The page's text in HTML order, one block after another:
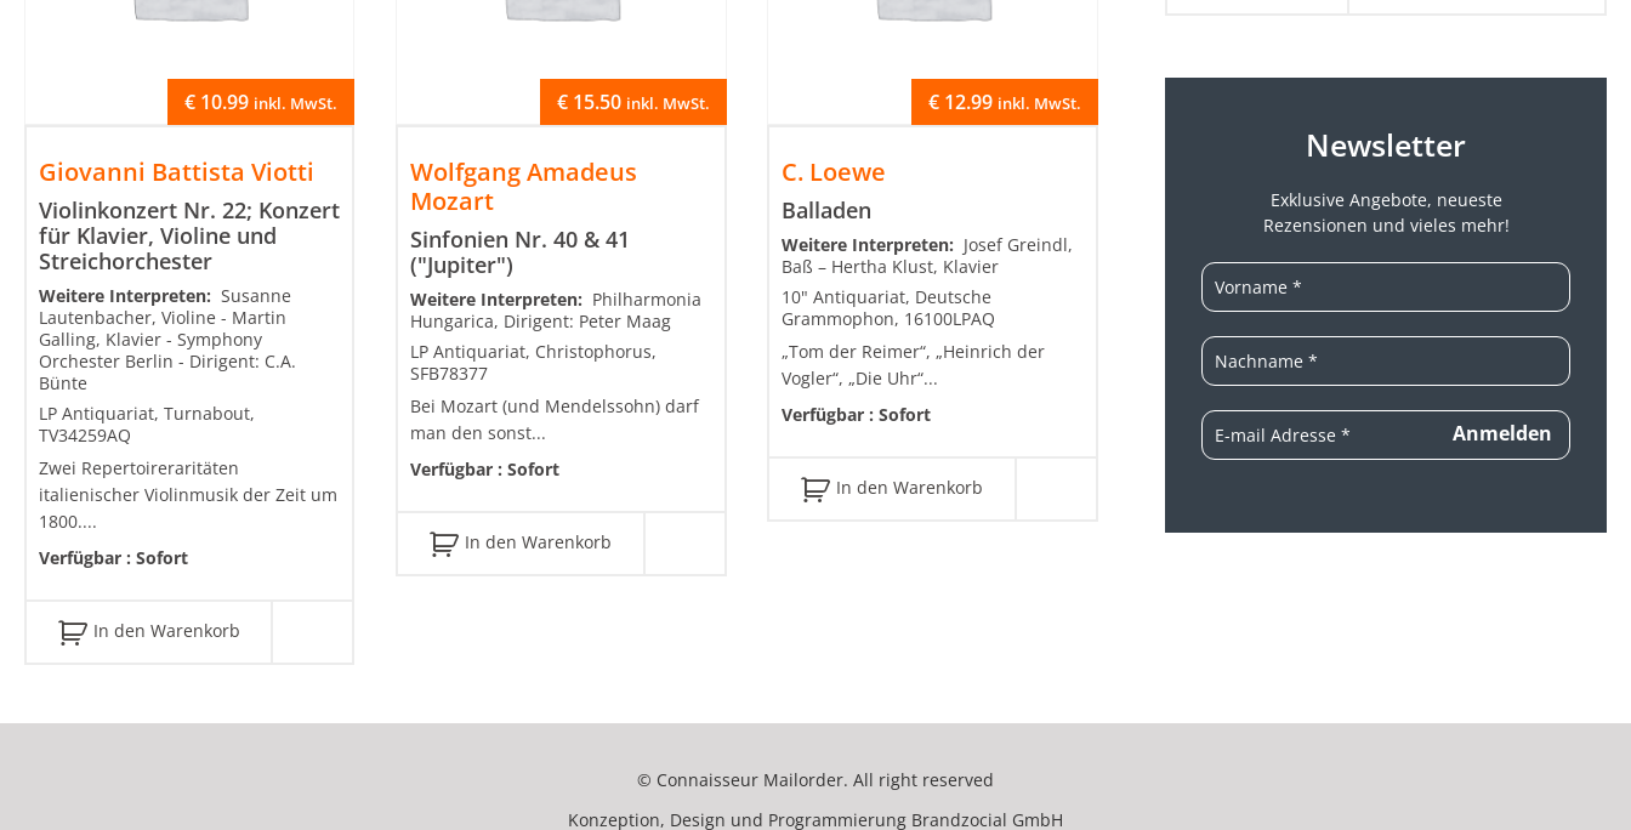
Giovanni Battista Viotti
Violinkonzert Nr. 22; Konzert
für Klavier, Violine und
Streichorchester
€ 10.99 inkl. MwSt.
Weitere Interpreten: Susanne
Lautenbacher, Violine - Martin
Galling, Klavier - Symphony
Orchester Berlin - Dirigent: C.A.
Bünte
LP Antiquariat, Turnabout,
TV34259AQ
Zwei Repertoireraritäten
italienischer Violinmusik der Zeit um
1800....
Verfügbar : Sofort
In den Warenkorb
Wolfgang Amadeus
Mozart
Sinfonien Nr. 40 & 41
("Jupiter")
€15.50 inkl. MwSt.
Weitere Interpreten: Philharmonia
Hungarica, Dirigent: Peter Maag
LP Antiquariat, Christophorus,
SFB78377
Bei Mozart (und Mendelssohn) darf
man den sonst...
Verfügbar :Sofort
In den Warenkorb
C. Loewe
Balladen
€12.99 inkl. MwSt.
Weitere Interpreten: Josef Greindl,
Baß – Hertha Klust, Klavier
10" Antiquariat, Deutsche
Grammophon, 16100LPAQ
„Tom der Reimer“, „Heinrich der
Vogler“, „Die Uhr“...
Verfügbar :Sofort
In den Warenkorb
Newsletter
Exklusive Angebote, neueste
Rezensionen und vieles mehr!
© Connaisseur Mailorder. All right reserved
Konzeption, Design und Programmierung Brandzocial GmbH